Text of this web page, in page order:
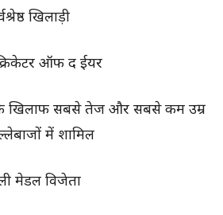
खिलाड़ी
ऑफ द ईयर
खिलाफ सबसे तेज और सबसे कम उम्र
में शामिल
मेडल विजेता